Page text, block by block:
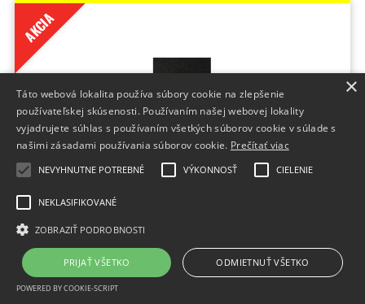
AKCIA
Rohož Microfibre Doormat 90x150cm čierna
Značka:Coba;Počet kusov v balení:1 kus;Množstvo v balení:1
Do 2 dní
90,95 €
×
Táto webová lokalita používa súbory cookie na zlepšenie
používateľskej skúsenosti. Používaním našej webovej lokality
vyjadrujete súhlas s používaním všetkých súborov cookie v súlade s
našimi zásadami používania súborov cookie. Prečítať viac
NEVYHNUTNE POTREBNÉ VÝKONNOSŤ CIELENIE
NEKLASIFIKOVANÉ
ZOBRAZIŤ PODROBNOSTI
PRIJAŤ VŠETKO ODMIETNUŤ VŠETKO
POWERED BY COOKIE-SCRIPT